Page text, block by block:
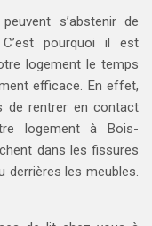
s’abstenir de
pourquoi il est
logement le temps
efficace. En effet,
de rentrer en contact
logement à Bois-
dans les fissures
derrières les meubles.